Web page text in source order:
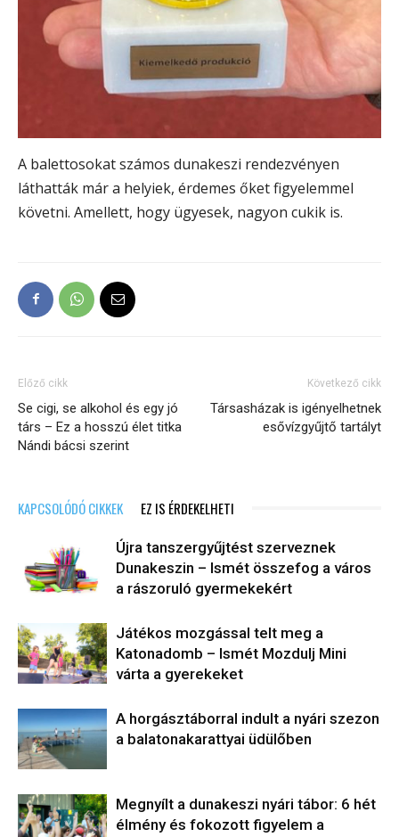
A balettosokat számos dunakeszi rendezvényen
láthatták már a helyiek, érdemes őket figyelemmel
követni. Amellett, hogy ügyesek, nagyon cukik is.
Előző cikk
Se cigi, se alkohol és egy jó
társ – Ez a hosszú élet titka
Nándi bácsi szerint
Következő cikk
Társasházak is igényelhetnek
esővízgyűjtő tartályt
KAPCSOLÓDÓ CIKKEK EZ IS ÉRDEKELHETI
Újra tanszergyűjtést szerveznek
Dunakeszin – Ismét összefog a város
a rászoruló gyermekekért
Játékos mozgással telt meg a
Katonadomb – Ismét Mozdulj Mini
várta a gyerekeket
A horgásztáborral indult a nyári szezon
a balatonakarattyai üdülőben
Megnyílt a dunakeszi nyári tábor: 6 hét
élmény és fokozott figyelem a